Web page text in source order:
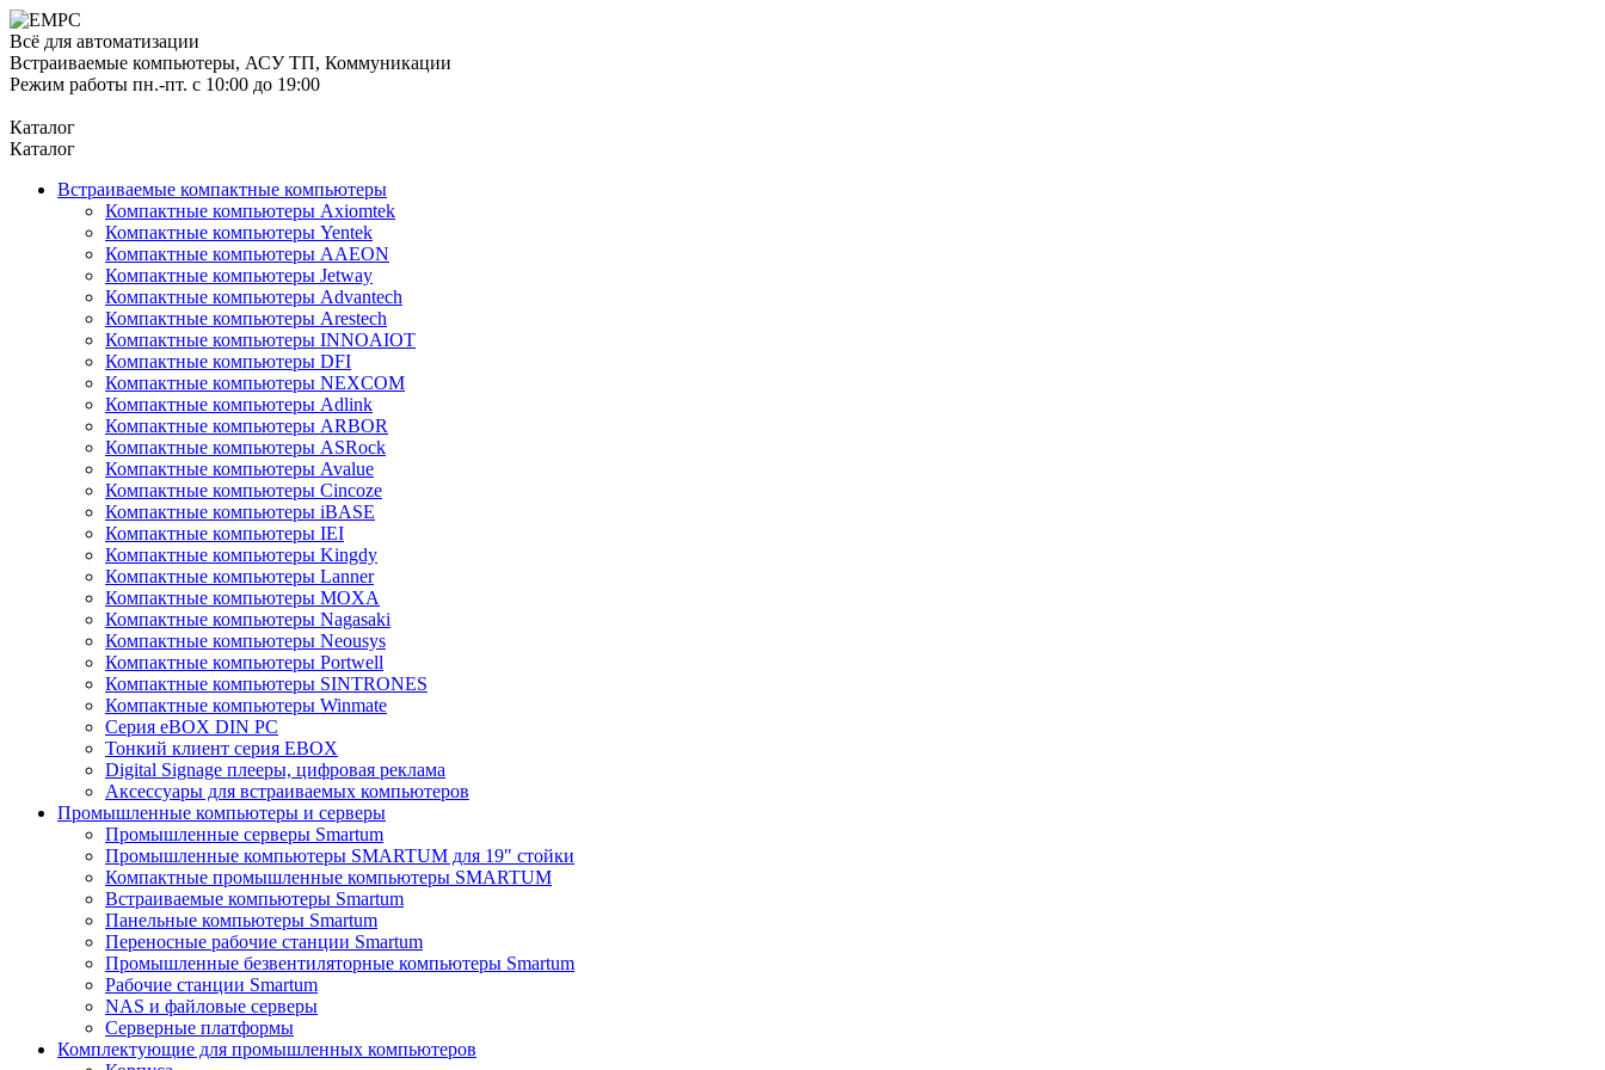
Всё для автоматизации
Встраиваемые компьютеры, АСУ ТП, Коммуникации
Режим работы пн.-пт. с 10:00 до 19:00
Каталог
Каталог
Встраиваемые компактные компьютеры
Компактные компьютеры Axiomtek
Компактные компьютеры Yentek
Компактные компьютеры AAEON
Компактные компьютеры Jetway
Компактные компьютеры Advantech
Компактные компьютеры Arestech
Компактные компьютеры INNOAIOT
Компактные компьютеры DFI
Компактные компьютеры NEXCOM
Компактные компьютеры Adlink
Компактные компьютеры ARBOR
Компактные компьютеры ASRock
Компактные компьютеры Avalue
Компактные компьютеры Cincoze
Компактные компьютеры iBASE
Компактные компьютеры IEI
Компактные компьютеры Kingdy
Компактные компьютеры Lanner
Компактные компьютеры MOXA
Компактные компьютеры Nagasaki
Компактные компьютеры Neousys
Компактные компьютеры Portwell
Компактные компьютеры SINTRONES
Компактные компьютеры Winmate
Серия eBOX DIN PC
Тонкий клиент серия EBOX
Digital Signage плееры, цифровая реклама
Аксессуары для встраиваемых компьютеров
Промышленные компьютеры и серверы
Промышленные серверы Smartum
Промышленные компьютеры SMARTUM для 19" стойки
Компактные промышленные компьютеры SMARTUM
Встраиваемые компьютеры Smartum
Панельные компьютеры Smartum
Переносные рабочие станции Smartum
Промышленные безвентиляторные компьютеры Smartum
Рабочие станции Smartum
NAS и файловые серверы
Серверные платформы
Комплектующие для промышленных компьютеров